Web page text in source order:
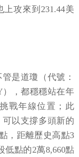
攻來到231.44美
是道瓊（代號：
），都穩穩站在年
戰年線位置；此
以支撐多頭新的
，距離歷史高點3
低點的2萬8,660點